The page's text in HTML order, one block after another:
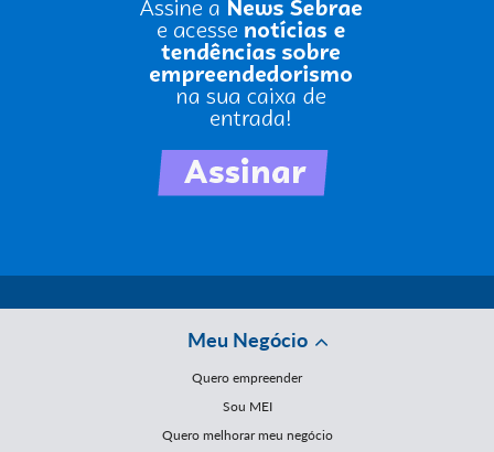
Meu Negócio
Quero empreender
Sou MEI
Quero melhorar meu negócio